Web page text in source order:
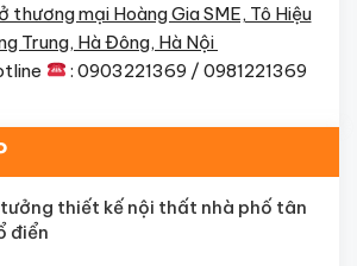
thương mại Hoàng Gia SME, Tô Hiệu
Trung, Hà Đông, Hà Nội
: 0903221369 / 0981221369
thiết kế nội thất nhà phố tân
điển